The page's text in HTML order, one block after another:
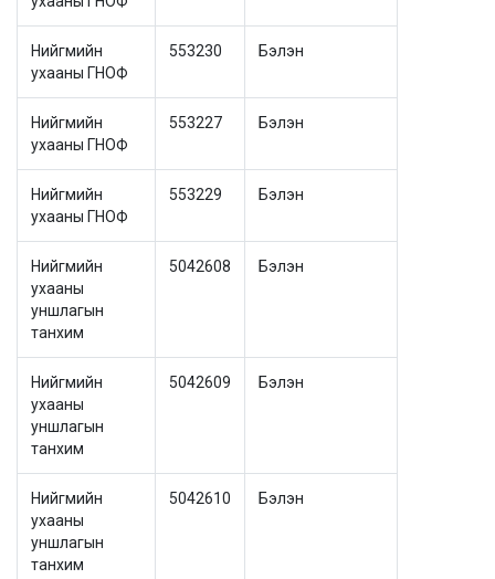
Нийгмийн
ухааны ГНОФ
553230 Бэлэн
Нийгмийн
ухааны ГНОФ
553227 Бэлэн
Нийгмийн
ухааны ГНОФ
553229 Бэлэн
Нийгмийн
ухааны
уншлагын
танхим
5042608 Бэлэн
Нийгмийн
ухааны
уншлагын
танхим
5042609 Бэлэн
Нийгмийн
ухааны
уншлагын
танхим
5042610 Бэлэн